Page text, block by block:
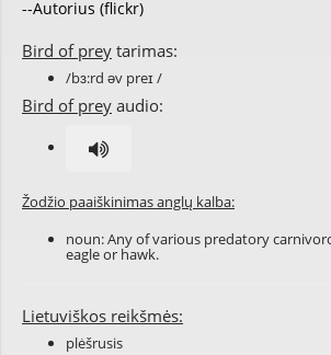
--Autorius (flickr)
Bird of prey tarimas:
/bɜ:rd əv preɪ /
Bird of prey audio:
Žodžio paaiškinimas anglų kalba:
noun: Any of various predatory
eagle or hawk.
Lietuviškos reikšmės:
plėšrusis